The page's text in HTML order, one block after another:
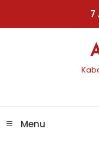
7
Menu